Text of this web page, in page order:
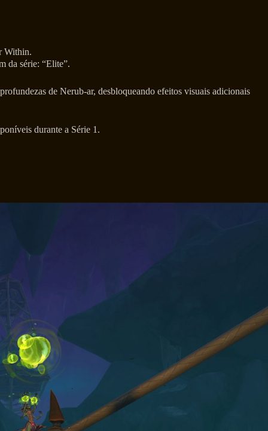
Within.
da série: “Elite”.
de Nerub-ar, desbloqueando efeitos visuais adicionais
durante a Série 1.